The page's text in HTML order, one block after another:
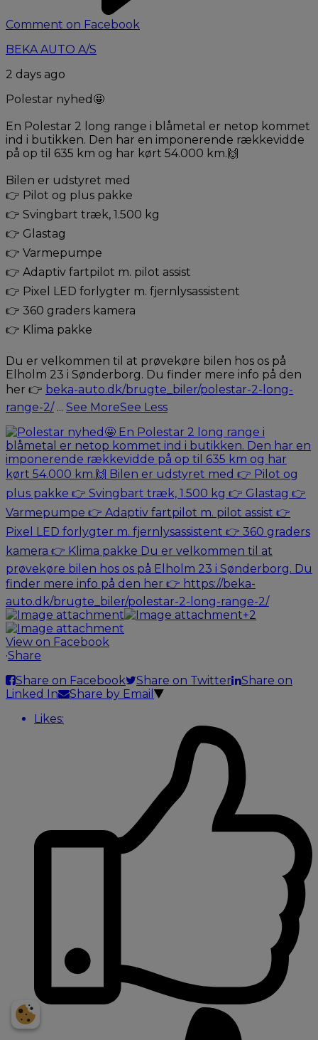
Comment on Facebook
BEKA AUTO A/S
2 days ago
Polestar nyhed🤩
En Polestar 2 long range i blåmetal er netop kommet
ind i butikken. Den har en imponerende rækkevidde
på op til 635 km og har kørt 54.000 km.🙌
Bilen er udstyret med
👉 Pilot og plus pakke
👉 Svingbart træk, 1.500 kg
👉 Glastag
👉 Varmepumpe
👉 Adaptiv fartpilot m. pilot assist
👉 Pixel LED forlygter m. fjernlysassistent
👉 360 graders kamera
👉 Klima pakke
Du er velkommen til at prøvekøre bilen hos os på
Elholm 23 i Sønderborg. Du finder mere info på den
her 👉 beka-auto.dk/brugte_biler/polestar-2-long-
range-2/ ... See MoreSee Less
+2
View on Facebook
·Share
Share on Facebook
Share on Twitter
Share on
Linked In
Share by Email
Likes:
NUMMERPLADE
Indtast bildata